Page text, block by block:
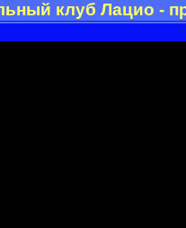
клуб Лацио -